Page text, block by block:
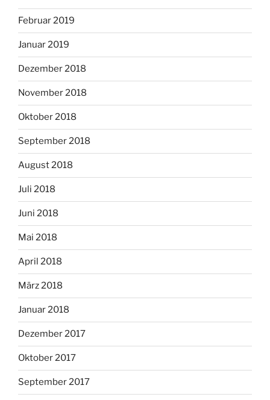
Februar 2019
Januar 2019
Dezember 2018
November 2018
Oktober 2018
September 2018
August 2018
Juli 2018
Juni 2018
Mai 2018
April 2018
März 2018
Januar 2018
Dezember 2017
Oktober 2017
September 2017